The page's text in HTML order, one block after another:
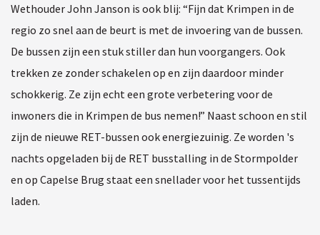
Wethouder John Janson is ook blij: “Fijn dat Krimpen in de
regio zo snel aan de beurt is met de invoering van de bussen.
De bussen zijn een stuk stiller dan hun voorgangers. Ook
trekken ze zonder schakelen op en zijn daardoor minder
schokkerig. Ze zijn echt een grote verbetering voor de
inwoners die in Krimpen de bus nemen!” Naast schoon en stil
zijn de nieuwe RET-bussen ook energiezuinig. Ze worden 's
nachts opgeladen bij de RET busstalling in de Stormpolder
en op Capelse Brug staat een snellader voor het tussentijds
laden.